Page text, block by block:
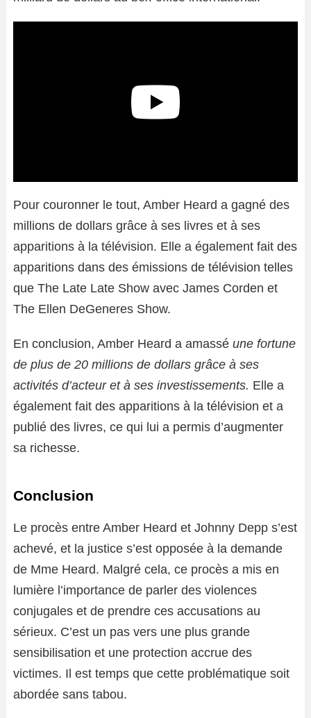
Pour couronner le tout, Amber Heard a gagné des
millions de dollars grâce à ses livres et à ses
apparitions à la télévision. Elle a également fait des
apparitions dans des émissions de télévision telles
que The Late Late Show avec James Corden et
The Ellen DeGeneres Show.
En conclusion, Amber Heard a amassé une fortune
de plus de 20 millions de dollars grâce à ses
activités d’acteur et à ses investissements. Elle a
également fait des apparitions à la télévision et a
publié des livres, ce qui lui a permis d’augmenter
sa richesse.
Conclusion
Le procès entre Amber Heard et Johnny Depp s’est
achevé, et la justice s’est opposée à la demande
de Mme Heard. Malgré cela, ce procès a mis en
lumière l’importance de parler des violences
conjugales et de prendre ces accusations au
sérieux. C’est un pas vers une plus grande
sensibilisation et une protection accrue des
victimes. Il est temps que cette problématique soit
abordée sans tabou.